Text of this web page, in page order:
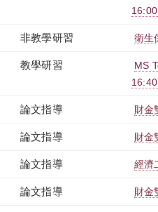
非教學研習 衛生
教學研習
MS
論文指導 財
論文指導 財金
論文指導 經濟
論文指導 財金